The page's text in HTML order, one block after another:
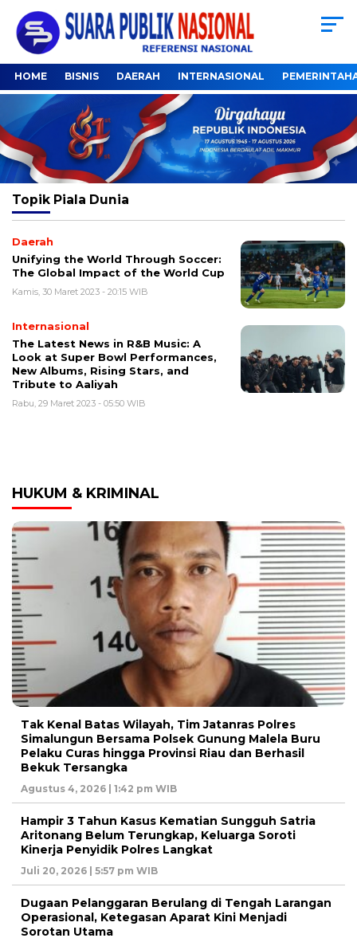
HOME BISNIS DAERAH INTERNASIONAL
Topik Piala Dunia
Daerah
Unifying the World Through Soccer:
The Global Impact of the World Cup
Kamis, 30 Maret 2023 - 20:15 WIB
Internasional
The Latest News in R&B Music: A
Look at Super Bowl Performances,
New Albums, Rising Stars, and
Tribute to Aaliyah
Rabu, 29 Maret 2023 - 05:50 WIB
HUKUM & KRIMINAL
Tak Kenal Batas Wilayah, Tim Jatanras Polres
Simalungun Bersama Polsek Gunung Malela Buru
Pelaku Curas hingga Provinsi Riau dan Berhasil
Bekuk Tersangka
Agustus 4, 2026 | 1:42 pm WIB
Hampir 3 Tahun Kasus Kematian Sungguh Satria
Aritonang Belum Terungkap, Keluarga Soroti
Kinerja Penyidik Polres Langkat
Juli 20, 2026 | 5:57 pm WIB
Dugaan Pelanggaran Berulang di Tengah Larangan
Operasional, Ketegasan Aparat Kini Menjadi
Sorotan Utama